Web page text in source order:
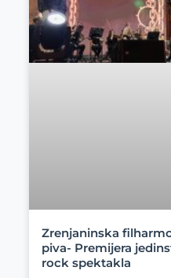
Zrenjaninska
piva- Premijera
rock spektakla